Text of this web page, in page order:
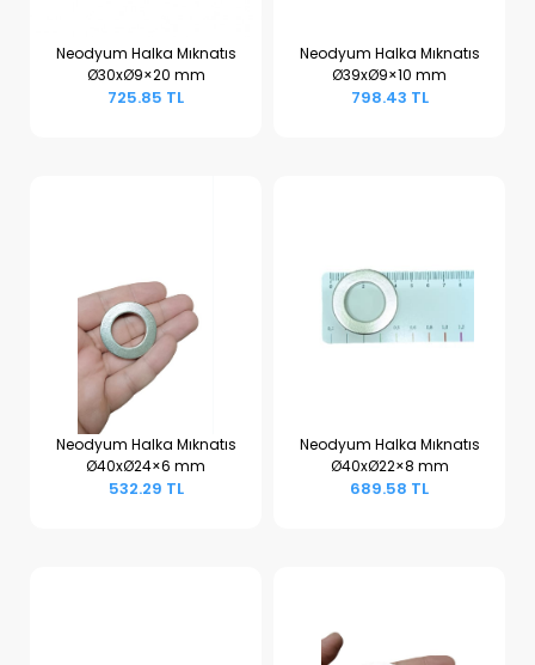
Sepete Ekle
Neodyum Halka Mıknatıs
Ø30xØ9×20 mm
725.85 TL
Sepete Ekle
Neodyum Halka Mıknatıs
Ø39xØ9×10 mm
798.43 TL
Sepete Ekle
Neodyum Halka Mıknatıs
Ø40xØ24×6 mm
532.29 TL
Sepete Ekle
Neodyum Halka Mıknatıs
Ø40xØ22×8 mm
689.58 TL